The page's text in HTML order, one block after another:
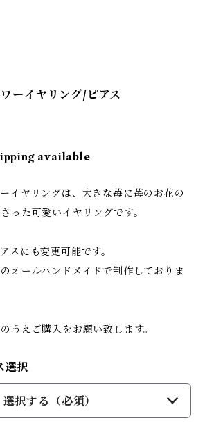
ーイヤリング/ピアス
available
イヤリングは、大きな苺に苺のお花の
った可愛いイヤリングです。
スにも変更可能です。
オールハンドメイドで制作しておりま
うえご購入をお願い致します。
選択
選択する（必須）